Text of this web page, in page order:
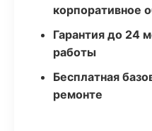
корпоративное
Гарантия до 24
работы
Бесплатная
ремонте